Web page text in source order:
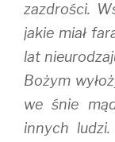
zazdrości.
jakie miał
lat
Bożym
we śnie
innych